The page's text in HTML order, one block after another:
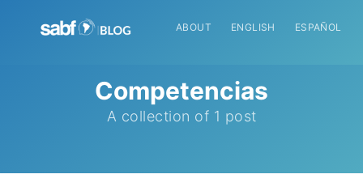
ABOUT ENGLISH ESPAÑOL
Competencias
A collection of 1 post